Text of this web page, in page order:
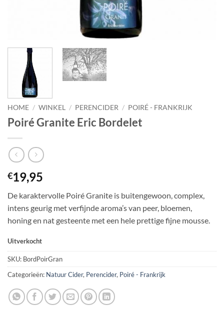
HOME / WINKEL / PERENCIDER / POIRÉ - FRANKRIJK
Poiré Granite Eric Bordelet
€19,95
De karaktervolle Poiré Granite is buitengewoon, complex,
intens geurig met verfijnde aroma’s van peer, bloemen,
honing en nat gesteente met een hele prettige fijne mousse.
Uitverkocht
SKU: BordPoirGran
Categorieën: Natuur Cider, Perencider, Poiré - Frankrijk